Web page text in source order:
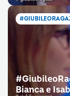
Bianca e